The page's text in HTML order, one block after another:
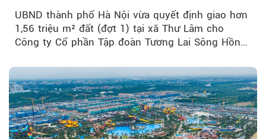
UBND thành phố Hà Nội vừa quyết định giao hơn
1,56 triệu m² đất (đợt 1) tại xã Thư Lâm cho
Công ty Cổ phần Tập đoàn Tương Lai Sông Hồng